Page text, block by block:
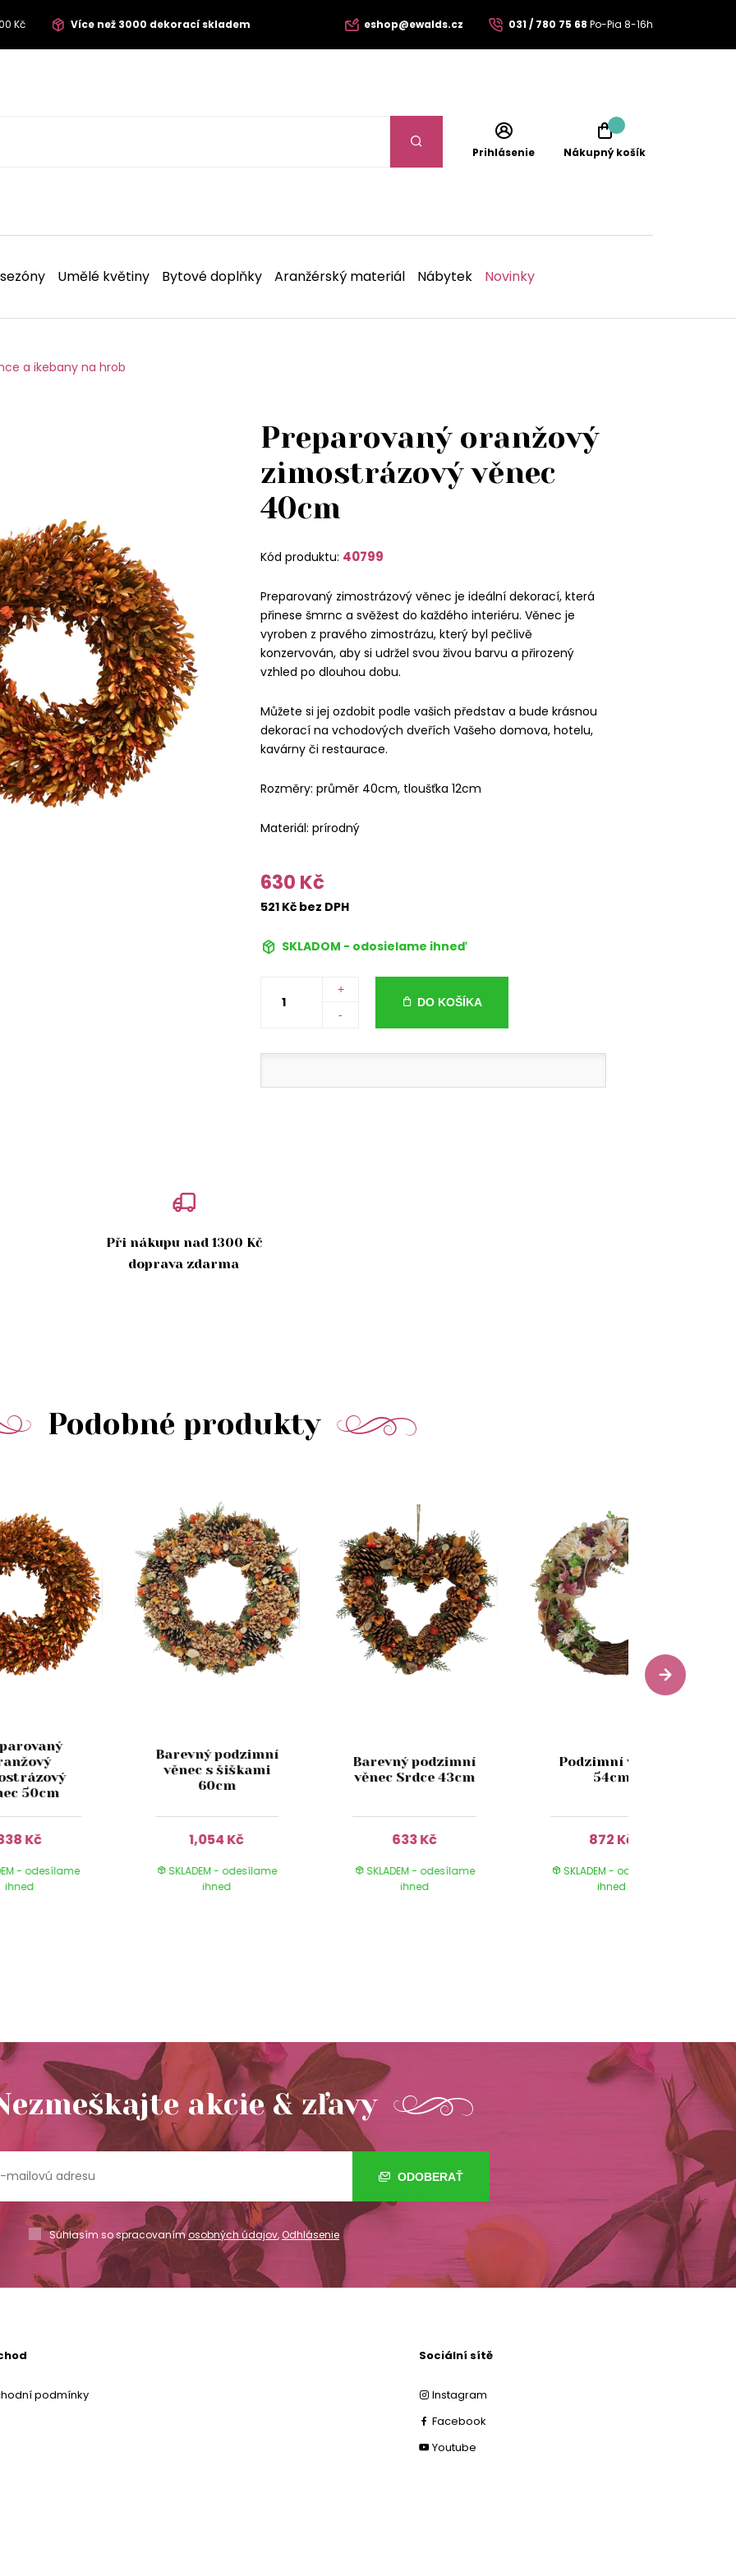
Kč Více než 3000 dekorací skladem eshop@ewalds.cz 031 / 780 75 68 Po-Pia 8-16h
Prihlásenie Nákupný košík
Umělé květiny Bytové doplňky Aranžérský materiál Nábytek Novinky
a ikebany na hrob
Preparovaný oranžový
zimostrázový věnec
40cm
Kód produktu: 40799
Preparovaný zimostrázový věnec je ideální dekorací, která
přinese šmrnc a svěžest do každého interiéru. Věnec je
vyroben z pravého zimostrázu, který byl pečlivě
konzervován, aby si udržel svou živou barvu a přirozený
vzhled po dlouhou dobu.
Můžete si jej ozdobit podle vašich představ a bude krásnou
dekorací na vchodových dveřích Vašeho domova, hotelu,
kavárny či restaurace.
Rozměry: průměr 40cm, tloušťka 12cm
Materiál: prírodný
630 Kč
521 Kč bez DPH
SKLADOM - odosielame ihneď
+
-
DO KOŠÍKA
Při nákupu nad 1300 Kč
doprava zdarma
Podobné produkty
50cm
Kč
- odesílame
ihned
Barevný podzimní
věnec s šiškami
60cm
1,054 Kč
SKLADEM - odesílame
ihned
Barevný podzimní
věnec Srdce 43cm
633 Kč
SKLADEM - odesílame
ihned
Podzimní věnec
54cm
872 Kč
SKLADEM - odesílame
ihned
akcie & zľavy
ODOBERAŤ
Súhlasím so spracovanímosobných údajov,Odhlásenie
podmínky
Sociální sítě
Instagram
Facebook
Youtube